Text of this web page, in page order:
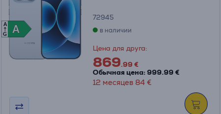
A
A
A
G
72945
в наличии
Цена для друга:
869.99 €
Обычная цена: 999.99 €
12 месяцев 84 €